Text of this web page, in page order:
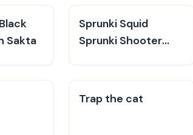
Sakta
Sprunki Squid
Sprunki Shooter
Trap the cat